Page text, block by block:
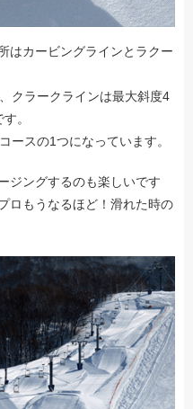
はカービングラインとラクー
クラークラインは最大斜度4
。
ースの1つになっています。
ジングするのも楽しいです
ロもうなるほど！滑れた時の